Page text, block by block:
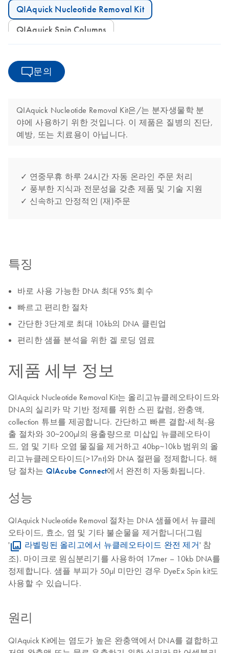
QIAquick Nucleotide Removal Kit
QIAquick Spin Columns
문의
QIAquick Nucleotide Removal Kit은/는 분자생물학 분
야에 사용하기 위한 것입니다. 이 제품은 질병의 진단,
예방, 또는 치료용이 아닙니다.
✓ 연중무휴 하루 24시간 자동 온라인 주문 처리
✓ 풍부한 지식과 전문성을 갖춘 제품 및 기술 지원
✓ 신속하고 안정적인 (재)주문
특징
바로 사용 가능한 DNA 최대 95% 회수
빠르고 편리한 절차
간단한 3단계로 최대 10kb의 DNA 클린업
편리한 샘플 분석을 위한 겔 로딩 염료
제품 세부 정보
QIAquick Nucleotide Removal Kit는 올리고뉴클레오타이드와
DNA의 실리카 막 기반 정제를 위한 스핀 칼럼, 완충액,
collection 튜브를 제공합니다. 간단하고 빠른 결합-세척-용
출 절차와 30~200µl의 용출량으로 미삽입 뉴클레오타이
드, 염 및 기타 오염 물질을 제거하고 40bp~10kb 범위의 올
리고뉴클레오타이드(>17nt)와 DNA 절편을 정제합니다. 해
당 절차는 QIAcube Connect에서 완전히 자동화됩니다.
성능
QIAquick Nucleotide Removal 절차는 DNA 샘플에서 뉴클레
오타이드, 효소, 염 및 기타 불순물을 제거합니다(그림
'
라벨링된 올리고에서 뉴클레오타이드 완전 제거' 참
조). 마이크로 원심분리기를 사용하여 17mer – 10kb DNA를
정제합니다. 샘플 부피가 50µl 미만인 경우 DyeEx Spin kit도
사용할 수 있습니다.
원리
QIAquick Kit에는 염도가 높은 완충액에서 DNA를 결합하고